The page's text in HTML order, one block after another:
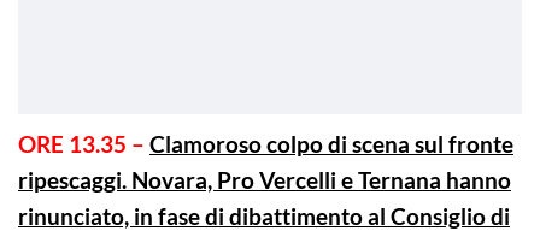
ORE 13.35 – Clamoroso colpo di scena sul fronte
ripescaggi. Novara, Pro Vercelli e Ternana hanno
rinunciato, in fase di dibattimento al Consiglio di